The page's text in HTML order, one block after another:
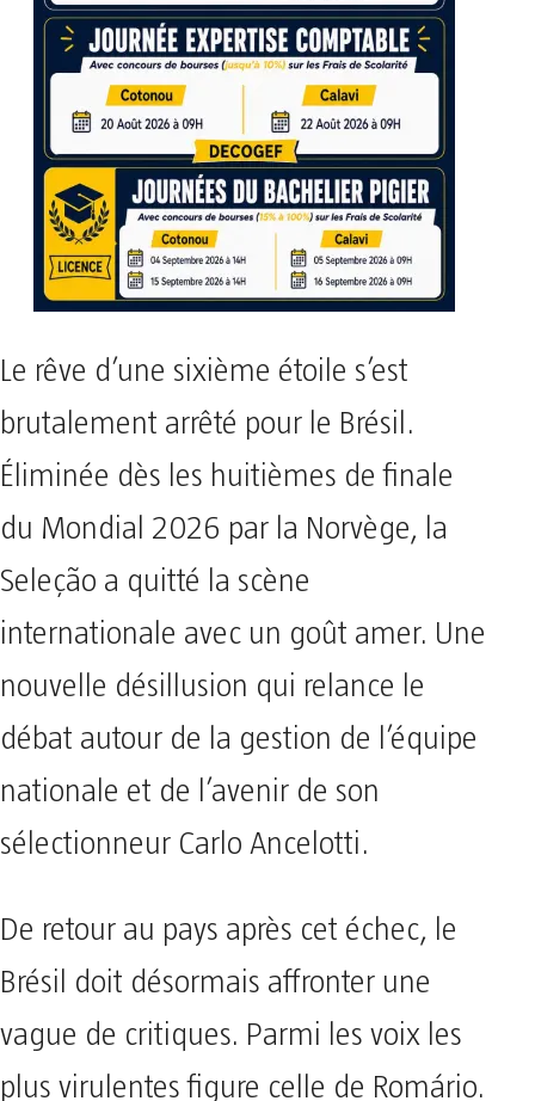
Le rêve d’une sixième étoile s’est
brutalement arrêté pour le Brésil.
Éliminée dès les huitièmes de finale
du Mondial 2026 par la Norvège, la
Seleção a quitté la scène
internationale avec un goût amer. Une
nouvelle désillusion qui relance le
débat autour de la gestion de l’équipe
nationale et de l’avenir de son
sélectionneur Carlo Ancelotti.
De retour au pays après cet échec, le
Brésil doit désormais affronter une
vague de critiques. Parmi les voix les
plus virulentes figure celle de Romário.